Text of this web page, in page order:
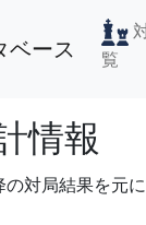
ベース
覧
情報
対局結果を元